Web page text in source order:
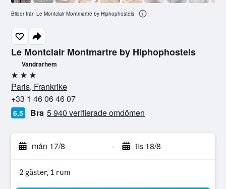
Le Montclair Montmartre by Hiphophostels
Vandrarhem
3 stjärnor
Paris, Frankrike
+33 1 46 06 46 07
6,5 Bra 5 940 verifierade omdömen
mån 17/8 - tis 18/8
2 gäster, 1 rum
Bilder från Le Montclair Montmartre by Hiphophostels